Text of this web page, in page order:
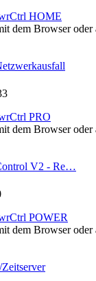
HOME
dem Browser
PRO
dem Browser
V2 - Re…
POWER
dem Browser